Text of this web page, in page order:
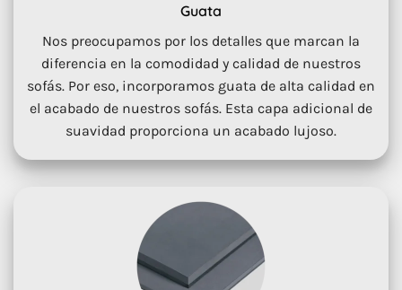
Guata
Nos preocupamos por los detalles que marcan la
diferencia en la comodidad y calidad de nuestros
sofás. Por eso, incorporamos guata de alta calidad en
el acabado de nuestros sofás. Esta capa adicional de
suavidad proporciona un acabado lujoso.